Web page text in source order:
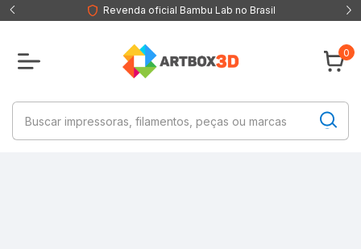
Revenda oficial Bambu Lab no Brasil
0